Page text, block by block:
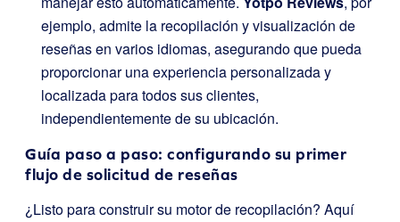
ejemplo, admite la recopilación y visualización de
reseñas en varios idiomas, asegurando que pueda
proporcionar una experiencia personalizada y
localizada para todos sus clientes,
independientemente de su ubicación.
Guía paso a paso: configurando su primer
flujo de solicitud de reseñas
¿Listo para construir su motor de recopilación? Aquí